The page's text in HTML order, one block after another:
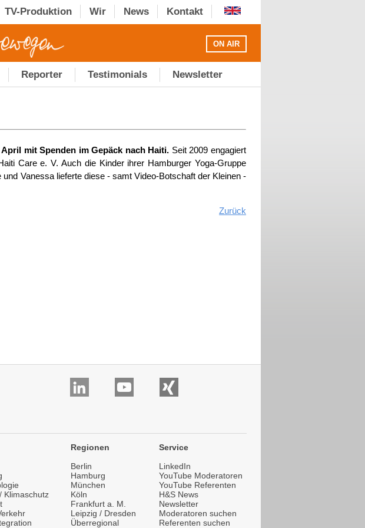
TV-Produktion Wir News Kontakt
ON AIR
Reporter Testimonials Newsletter
mit Spenden im Gepäck nach Haiti. Seit 2009 engagiert
Care e. V. Auch die Kinder ihrer Hamburger Yoga-Gruppe
Vanessa lieferte diese - samt Video-Botschaft der Kleinen -
Zurück
Klimaschutz
Regionen
Berlin
Hamburg
München
Köln
Frankfurt a. M.
Leipzig / Dresden
Überregional
Service
LinkedIn
YouTube Moderatoren
YouTube Referenten
H&S News
Newsletter
Moderatoren suchen
Referenten suchen